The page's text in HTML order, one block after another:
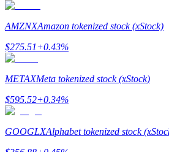
Aprenda a apostar
Aprenda como ganhar renda passiva
AMZNXAmazon tokenized stock (xStock)
$275.51+0.43%
METAXMeta tokenized stock (xStock)
$595.52+0.34%
GOOGLXAlphabet tokenized stock